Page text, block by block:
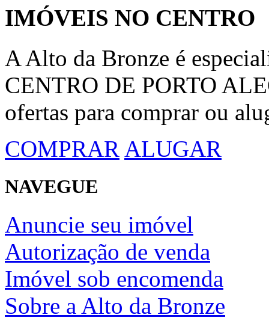
IMÓVEIS NO CENTRO
A Alto da Bronze é
CENTRO DE PORTO
ofertas para comprar ou
COMPRAR ALUGAR
NAVEGUE
Anuncie seu imóvel
Autorização de venda
Imóvel sob encomenda
Sobre a Alto da Bronze